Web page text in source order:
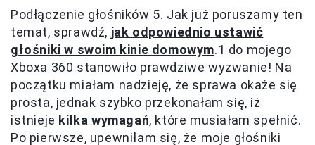
Podłączenie głośników 5. Jak już poruszamy ten
temat, sprawdź, jak odpowiednio ustawić
głośniki w swoim kinie domowym.1 do mojego
Xboxa 360 stanowiło prawdziwe wyzwanie! Na
początku miałam nadzieję, że sprawa okaże się
prosta, jednak szybko przekonałam się, iż
istnieje kilka wymagań, które musiałam spełnić.
Po pierwsze, upewniłam się, że moje głośniki